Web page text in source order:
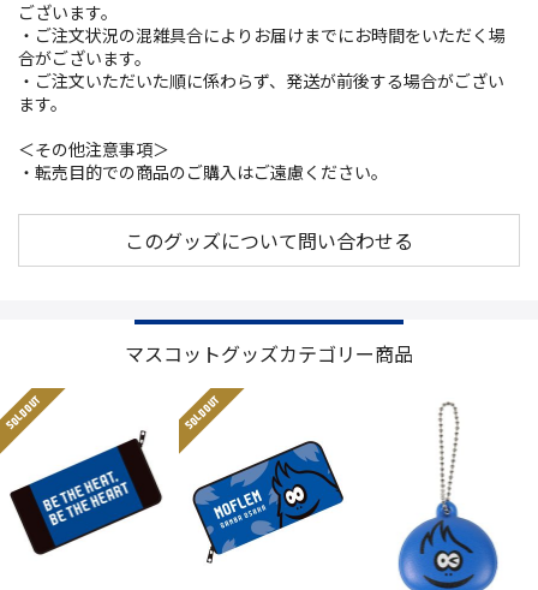
ございます。
・ご注文状況の混雑具合によりお届けまでにお時間をいただく場
合がございます。
・ご注文いただいた順に係わらず、発送が前後する場合がござい
ます。
＜その他注意事項＞
・転売目的での商品のご購入はご遠慮ください。
このグッズについて問い合わせる
マスコットグッズカテゴリー商品
SOLD OUT SOLD OUT